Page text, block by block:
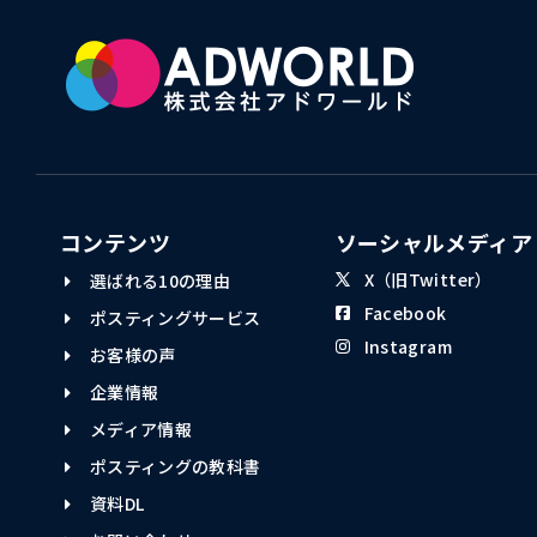
コンテンツ
選ばれる10の理由
ポスティングサービス
お客様の声
企業情報
メディア情報
ポスティングの教科書
資料DL
ソーシャルメディア
X（旧Twitter）
Facebook
Instagram